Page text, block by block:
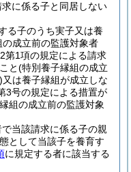
に係る子と同居しない
る子のうち実子又は養
成立前の監護対象者
第1項の規定による請求
と(特別養子縁組の成立
又は養子縁組が成立しな
3号の規定による措置が
組の成立前の監護対象
当該請求に係る子の親
として当該子を養育す
に規定する者に該当する